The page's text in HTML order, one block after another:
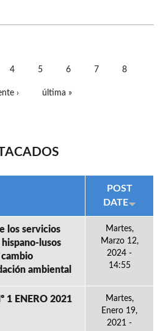
4 5 6 7 8
› última »
POST
DATE
los servicios
lusos
ambiental
Martes,
Marzo 12,
2024 -
14:55
1 ENERO 2021
Martes,
Enero 19,
2021 -